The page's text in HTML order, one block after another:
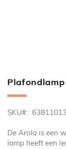
Ga
naar
begin
de
afbeeldingen-
SKU
De Arola is een
lamp heeft een